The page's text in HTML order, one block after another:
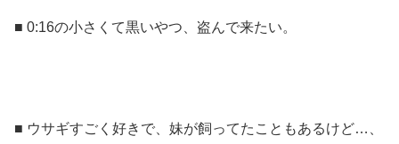
■ 0:16の小さくて黒いやつ、盗んで来たい。
■ ウサギすごく好きで、妹が飼ってたこともあるけど…、